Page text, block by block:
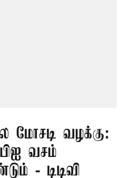
மோசடி வழக்கு:
வசம்
- டிடிவி